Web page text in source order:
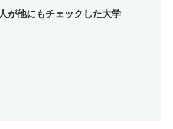
が他にもチェックした大学